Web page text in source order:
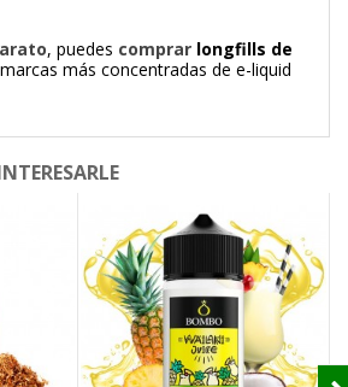
, puedes comprar longfills de
más concentradas de e-liquid